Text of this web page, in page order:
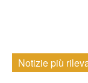
Notizie più